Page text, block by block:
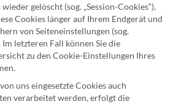
gelöscht (sog. „Session-Cookies“),
Cookies länger auf Ihrem Endgerät und
von Seiteneinstellungen (sog.
Im letzteren Fall können Sie die
zu den Cookie-Einstellungen Ihres
uns eingesetzte Cookies auch
verarbeitet werden, erfolgt die